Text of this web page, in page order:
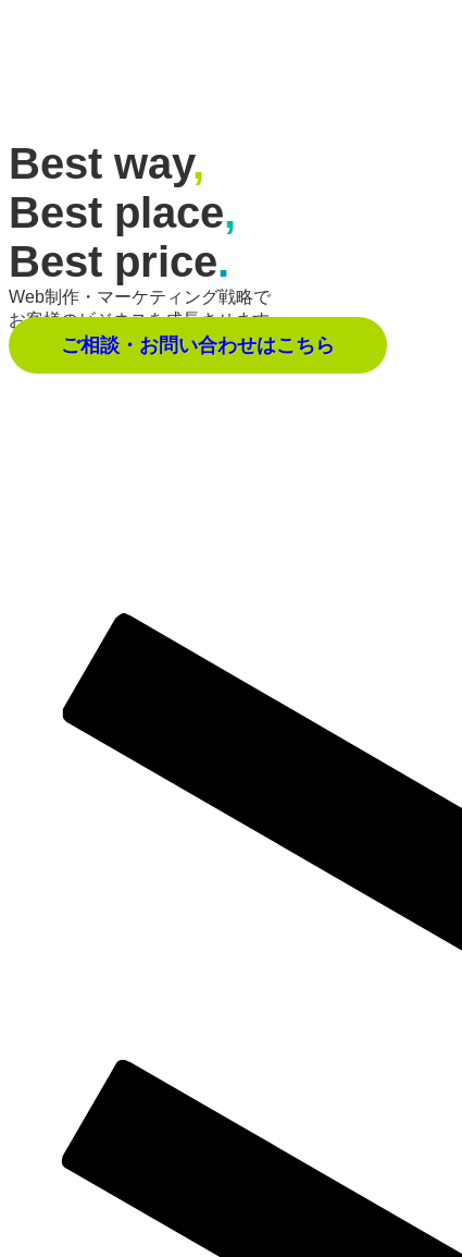
Best way,
Best place,
Best price.
Web制作・マーケティング戦略で
お客様のビジネスを成長させます。
ご相談・お問い合わせはこちら